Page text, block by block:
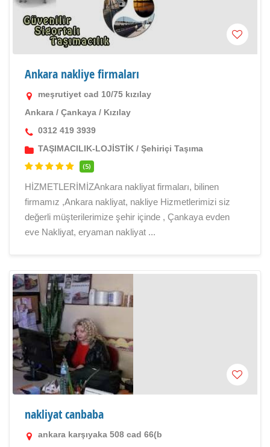
Ankara nakliye firmaları
meşrutiyet cad 10/75 kızılay
Ankara / Çankaya / Kızılay
0312 419 3939
TAŞIMACILIK-LOJİSTİK / Şehiriçi Taşıma
(5)
HİZMETLERİMİZAnkara nakliyat firmaları, bilinen
firmamız ,Ankara nakliyat, nakliye Hizmetlerimizi siz
değerli müşterilerimize şehir içinde , Çankaya evden
eve Nakliyat, eryaman nakliyat ...
nakliyat canbaba
ankara karşıyaka 508 cad 66(b